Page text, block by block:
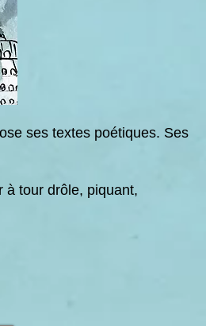
ses textes poétiques. Ses
à tour drôle, piquant,